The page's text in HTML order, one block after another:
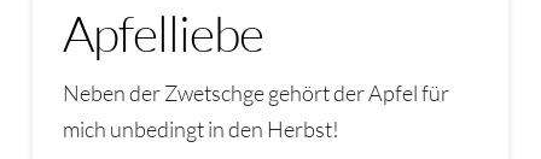
Apfelliebe
Neben der Zwetschge gehört der Apfel für
mich unbedingt in den Herbst!